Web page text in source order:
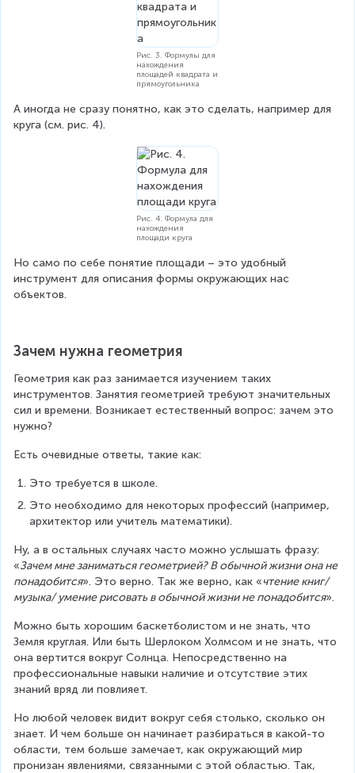
Рис. 3. Формулы для
нахождения
площадей квадрата и
прямоугольника
А иногда не сразу понятно, как это сделать, например для
круга (см. рис. 4).
Рис. 4. Формула для
нахождения
площади круга
Но само по себе понятие площади – это удобный
инструмент для описания формы окружающих нас
объектов.
Зачем нужна геометрия
Геометрия как раз занимается изучением таких
инструментов. Занятия геометрией требуют значительных
сил и времени. Возникает естественный вопрос: зачем это
нужно?
Есть очевидные ответы, такие как:
Это требуется в школе.
Это необходимо для некоторых профессий (например,
архитектор или учитель математики).
Ну, а в остальных случаях часто можно услышать фразу:
«Зачем мне заниматься геометрией? В обычной жизни она не
понадобится». Это верно. Так же верно, как «чтение книг/
музыка/ умение рисовать в обычной жизни не понадобится».
Можно быть хорошим баскетболистом и не знать, что
Земля круглая. Или быть Шерлоком Холмсом и не знать, что
она вертится вокруг Солнца. Непосредственно на
профессиональные навыки наличие и отсутствие этих
знаний вряд ли повлияет.
Но любой человек видит вокруг себя столько, сколько он
знает. И чем больше он начинает разбираться в какой-то
области, тем больше замечает, как окружающий мир
пронизан явлениями, связанными с этой областью. Так,